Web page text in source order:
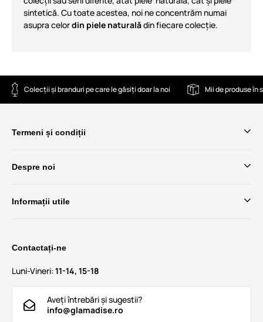
sintetică. Cu toate acestea, noi ne concentrăm numai
asupra celordin piele naturalădin fiecare colecție.
Colecții și branduri pe care le găsiți doar la noi Mii de produse în
Termeni și condiții
Despre noi
Informații utile
Contactați-ne
Luni-Vineri: 11-14, 15-18
Aveți întrebări și sugestii?
info@glamadise.ro